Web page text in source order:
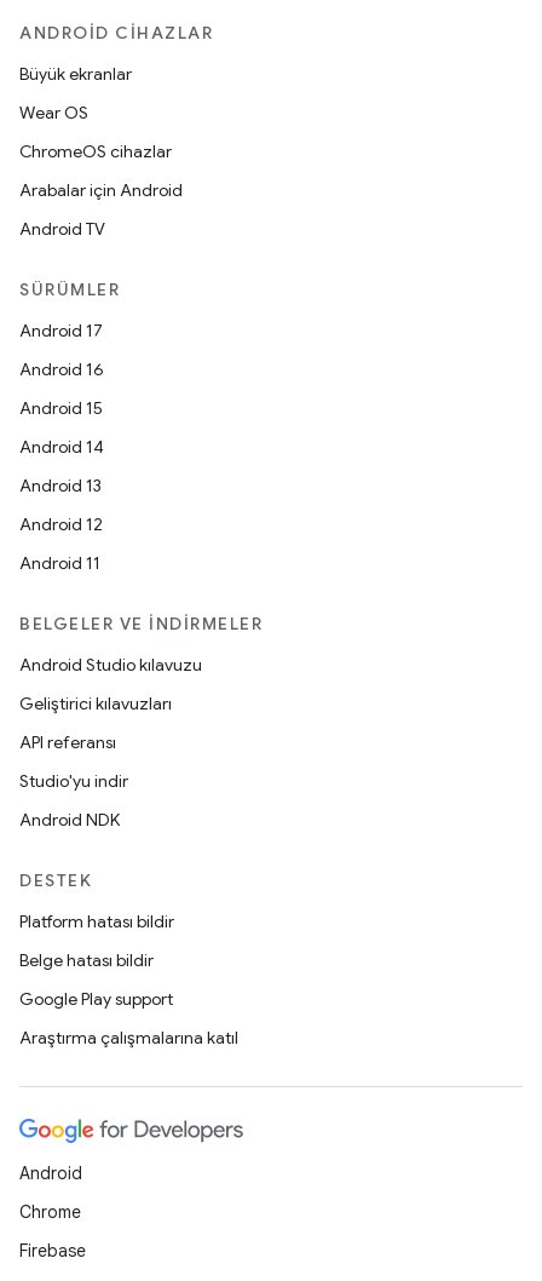
ANDROID CIHAZLAR
Büyük ekranlar
Wear OS
ChromeOS cihazlar
Arabalar için Android
Android TV
SÜRÜMLER
Android 17
Android 16
Android 15
Android 14
Android 13
Android 12
Android 11
BELGELER VE İNDIRMELER
Android Studio kılavuzu
Geliştirici kılavuzları
API referansı
Studio'yu indir
Android NDK
DESTEK
Platform hatası bildir
Belge hatası bildir
Google Play support
Araştırma çalışmalarına katıl
Android
Chrome
Firebase